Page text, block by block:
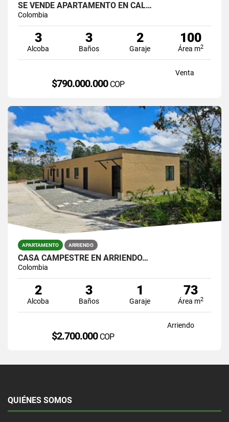
SE VENDE APARTAMENTO EN CAL…
Colombia
3
Alcoba
3
Baños
2
Garaje
100
Área m2
Venta
$790.000.000 COP
APARTAMENTO ARRIENDO
CASA CAMPESTRE EN ARRIENDO…
Colombia
2
Alcoba
3
Baños
1
Garaje
73
Área m2
Arriendo
$2.700.000 COP
QUIÉNES SOMOS